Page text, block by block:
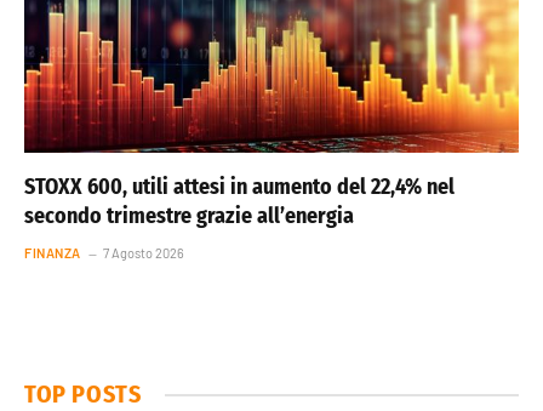
STOXX 600, utili attesi in aumento del 22,4% nel
secondo trimestre grazie all’energia
FINANZA 7 Agosto 2026
TOP POSTS